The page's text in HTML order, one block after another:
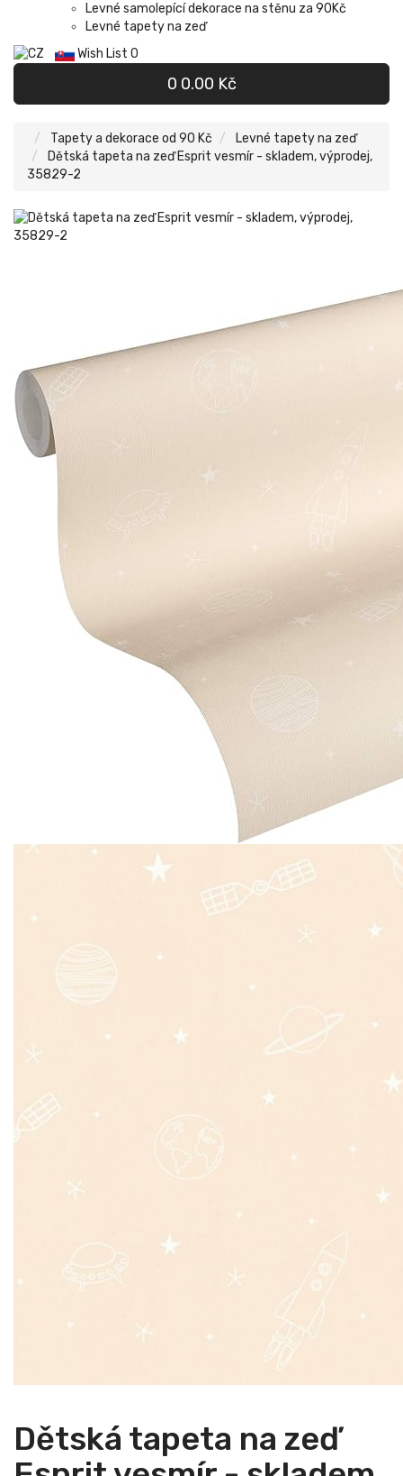
Levné samolepící dekorace na stěnu za 90Kč
Levné tapety na zeď
Wish List 0
0 0.00 Kč
Tapety a dekorace od 90 Kč
Levné tapety na zeď
Dětská tapeta na zeď Esprit vesmír - skladem, výprodej,
35829-2
Dětská tapeta na zeď